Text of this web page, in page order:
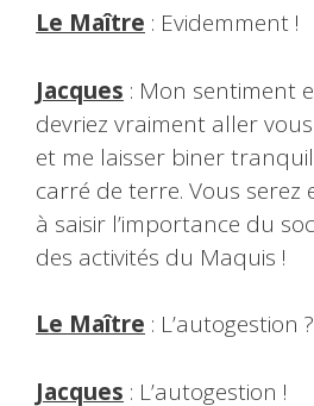
Le Maître : Evidemment !
Jacques : Mon sentiment
devriez vraiment aller
et me laisser biner
carré de terre. Vous serez
à saisir l’importance du
des activités du Maquis !
Le Maître : L’autogestion ?
Jacques : L’autogestion !